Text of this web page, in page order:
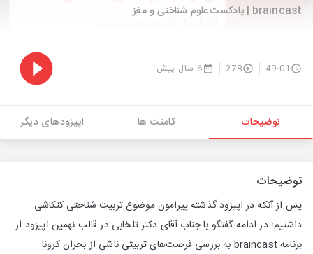
braincast | پادکست علوم شناختی و مغز
49:01
278 6 سال پیش
توضیحات کامنت ها اپیزودهای دیگر
توضیحات
پس از آنکه در اپیزود گذشته پیرامون موضوع تربیت شناختی کنکاشی
داشتیم؛ در ادامه گفتگو با جناب آقای دکتر تلخابی در قالب نهمین اپیزود از
برنامه braincast به بررسی فرصت‌های تربیتی ناشی از بحران کرونا